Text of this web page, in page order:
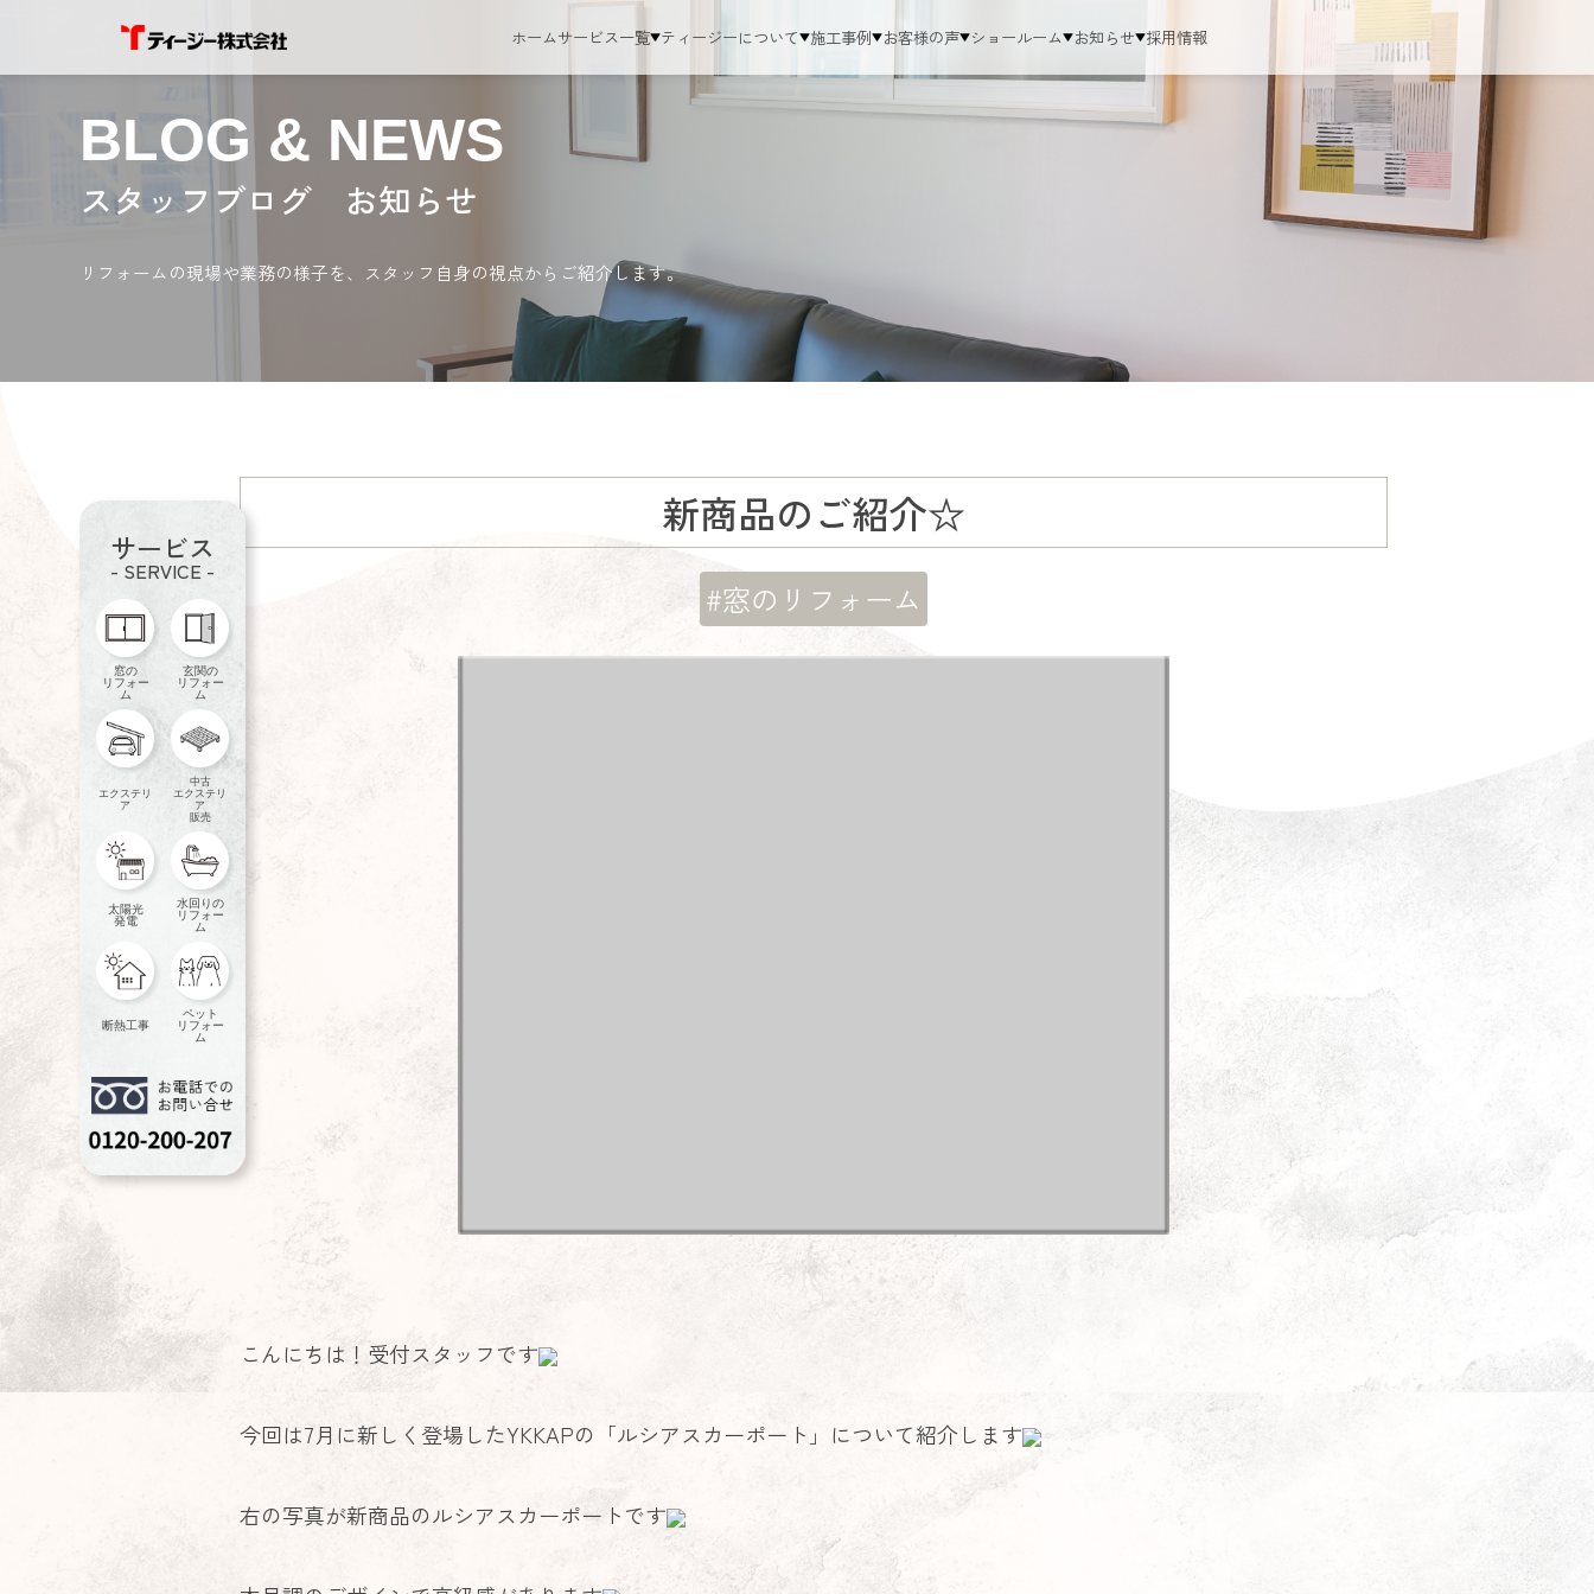
ホームサービス一覧 ティージーについて 施工事例 お客様の声 ショールーム お知らせ 採用情報
BLOG & NEWS
スタッフブログ お知らせ
リフォームの現場や業務の様子を、スタッフ自身の視点からご紹介します。
サービス
- SERVICE -
窓の
リフォー
ム
玄関の
リフォー
ム
エクステリ
ア
中古
エクステリ
ア
販売
太陽光
発電
水回りの
リフォー
ム
断熱工事
ペット
リフォー
ム
新商品のご紹介☆
#窓のリフォーム
こんにちは！受付スタッフです
今回は7月に新しく登場したYKKAPの「ルシアスカーポート」について紹介します
右の写真が新商品のルシアスカーポートです